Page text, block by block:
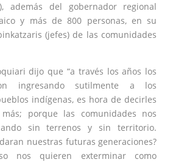
además del gobernador regional
y más de 800 personas, en su
(jefes) de las comunidades
dijo que “a través los años los
ingresando sutilmente a los
indígenas, es hora de decirles
porque las comunidades nos
sin terrenos y sin territorio.
nuestras futuras generaciones?
nos quieren exterminar como